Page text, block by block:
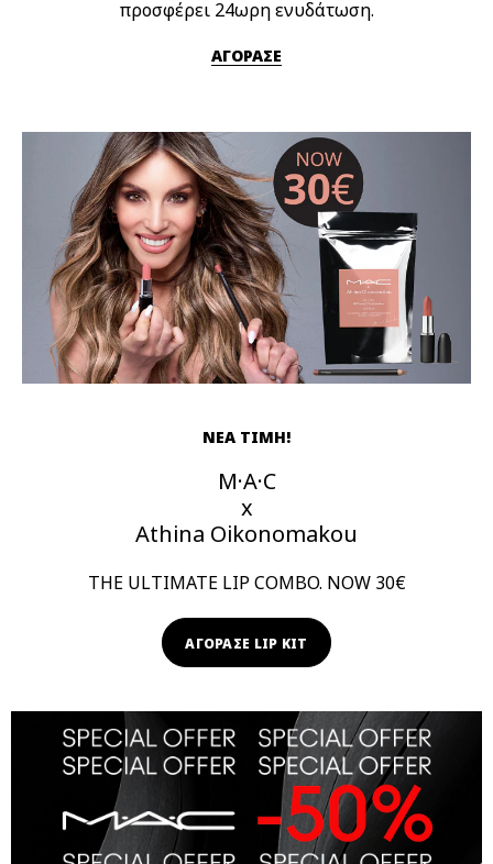
προσφέρει 24ωρη ενυδάτωση.
ΑΓΟΡΑΣΕ
ΝΕΑ ΤΙΜΗ!
M·A·C
x
Athina Oikonomakou
THE ULTIMATE LIP COMBO. NOW 30€
ΑΓΟΡΑΣΕ LIP KIT